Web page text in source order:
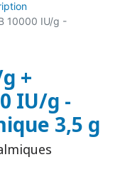
10000 IU/g -
+
IU/g -
3,5 g